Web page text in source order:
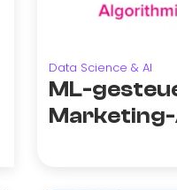
Data Science & AI
ML-